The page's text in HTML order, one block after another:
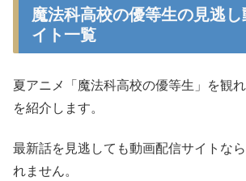
魔法科高校の優等生の見逃
イト一覧
夏アニメ「魔法科高校の優等生」を観
を紹介します。
最新話を見逃しても動画配信サイトな
れません。